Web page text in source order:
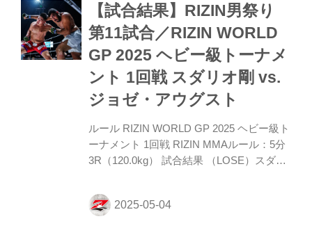
から左ローをインローの形で連続して送
り、シビサイは立っていられずダウン。上
田の初回KOとなった。 勝利者コメント
「みなさんこんにちは、上田幹雄です！ シ
ビサイ選手ほんとありがとうございます。
僕たちは仲間でいろんな思...
【試合結果】RIZIN男祭り
第11試合／RIZIN WORLD
GP 2025 ヘビー級トーナメ
ント 1回戦 スダリオ剛 vs.
ジョゼ・アウグスト
ルール RIZIN WORLD GP 2025 ヘビー級ト
ーナメント 1回戦 RIZIN MMAルール：5分
3R（120.0kg） 試合結果 （LOSE）スダリ
判定（0-3） 入場 ROUND 1 リング中央に
立ったアウグストはそこから前に出てスダ